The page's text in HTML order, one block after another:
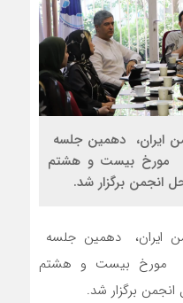
ایران، دهمین جلسه
مورخ بیست و هشتم
انجمن برگزار شد.
ایران، دهمین جلسه
مورخ بیست و هشتم
برگزار شد.